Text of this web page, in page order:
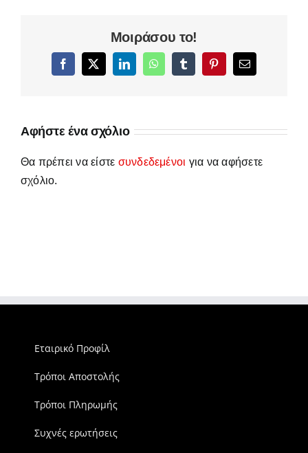
Μοιράσου το!
Facebook
X LinkedInWhatsAppTumblrPinterestEmail
Αφήστε ένα σχόλιο
Θα πρέπει να είστε συνδεδεμένοι για να αφήσετε
σχόλιο.
Εταιρικό Προφίλ
Τρόποι Αποστολής
Τρόποι Πληρωμής
Συχνές ερωτήσεις